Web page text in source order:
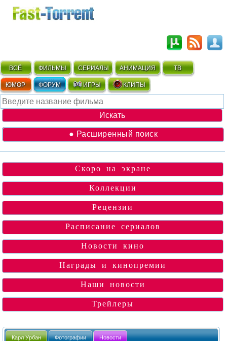
ВСЁ ФИЛЬМЫ СЕРИАЛЫ АНИМАЦИЯ ТВ
ЮМОР ФОРУМ ИГРЫ КЛИПЫ
● Расширенный поиск
Скоро на экране
Коллекции
Рецензии
Расписание сериалов
Новости кино
Награды и кинопремии
Наши новости
Трейлеры
Карл Урбан Фотографии Новости